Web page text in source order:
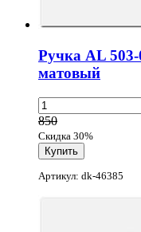
Ручка AL
матовый
850
Скидка 30%
Артикул: dk-46385